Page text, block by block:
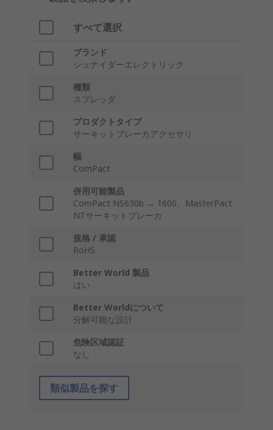
すべて選択
ブランド
シュナイダーエレクトリック
種類
スプレッダ
プロダクトタイプ
サーキットブレーカアクセサリ
幅
ComPact
併用可能製品
ComPact NS630b → 1600、MasterPact
NTサーキットブレーカ
規格 / 承認
RoHS
Better World 製品
はい
Better Worldについて
分解可能な設計
危険区域認証
なし
類似製品を探す